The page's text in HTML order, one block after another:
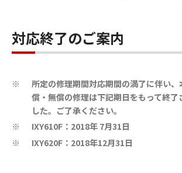
対応終了のご案内
※
所定の修理期間対応期間の満了に伴い
償・無償の修理は下記期日をもって終了
した。ご了承ください。
※ IXY610F：2018年 7月31日
※ IXY620F：2018年12月31日